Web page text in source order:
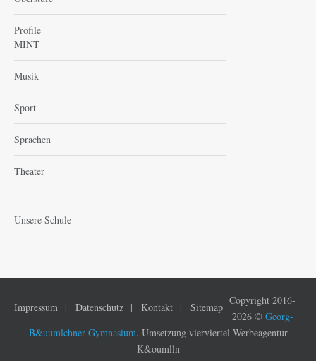
Profile
MINT
Musik
Sport
Sprachen
Theater
Unsere Schule
Impressum Datenschutz Kontakt Sitemap
Copyright 2016-
2026 © Georg-
B&uumlchner-Gymnasium. Umsetzung vierviertel Werbeagentur
K&oumlln